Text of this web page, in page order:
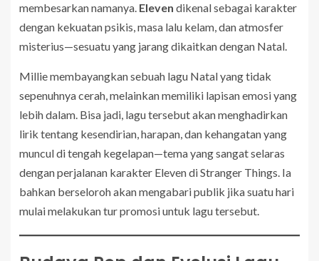
membesarkan namanya. Eleven dikenal sebagai karakter
dengan kekuatan psikis, masa lalu kelam, dan atmosfer
misterius—sesuatu yang jarang dikaitkan dengan Natal.
Millie membayangkan sebuah lagu Natal yang tidak
sepenuhnya cerah, melainkan memiliki lapisan emosi yang
lebih dalam. Bisa jadi, lagu tersebut akan menghadirkan
lirik tentang kesendirian, harapan, dan kehangatan yang
muncul di tengah kegelapan—tema yang sangat selaras
dengan perjalanan karakter Eleven di Stranger Things. Ia
bahkan berseloroh akan mengabari publik jika suatu hari
mulai melakukan tur promosi untuk lagu tersebut.